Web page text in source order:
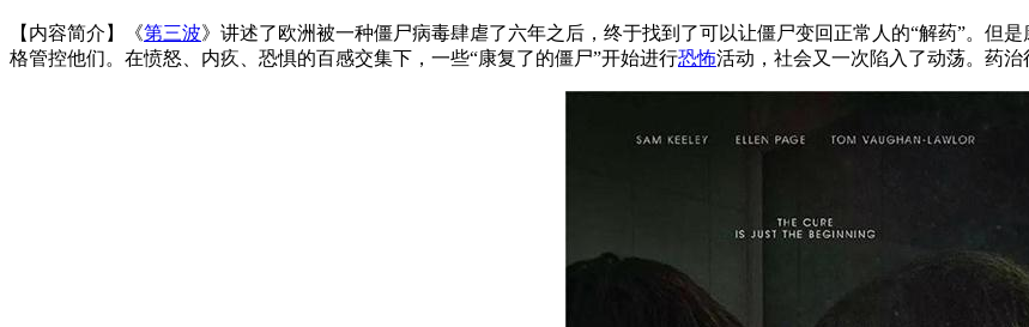
【内容简介】《第三波》讲述了欧洲被一种僵尸病毒肆虐了六年之后，终于找到了可以让僵尸变回正常人的“解药”。但
格管控他们。在愤怒、内疚、恐惧的百感交集下，一些“康复了的僵尸”开始进行恐怖活动，社会又一次陷入了动荡。药治